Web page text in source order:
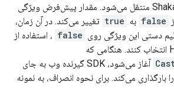
false به true تغییر می‌کند. در آن زمان،
دستی این ویژگی روی false ، استفاده از
آغاز می‌شود، SDK گیرنده وب به جای
Shaka Player، MPL را بارگذاری می‌کند. برای نحوه انصراف، به نمونه